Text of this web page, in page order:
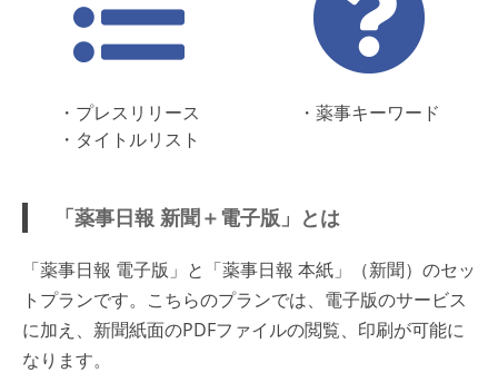
・プレスリリース
・タイトルリスト
・薬事キーワード
「薬事日報 新聞＋電子版」とは
「薬事日報 電子版」と「薬事日報 本紙」（新聞）のセッ
トプランです。こちらのプランでは、電子版のサービス
に加え、新聞紙面のPDFファイルの閲覧、印刷が可能に
なります。